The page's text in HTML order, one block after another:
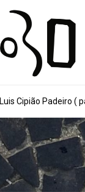
Luis Cipião Padeiro (